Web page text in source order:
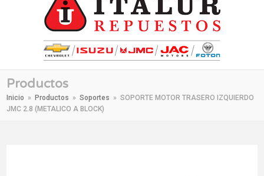
Productos
Inicio » Productos » Soportes » SOPORTE MOTOR TRASERO IZQUIERDO
JMC 2.8 (METALICO A BLOCK)